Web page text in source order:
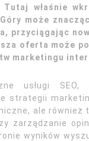
Tutaj właśnie
może
przyciągając
oferta może
marketingu
usługi
strategii
ale również
zarządzanie
wyników